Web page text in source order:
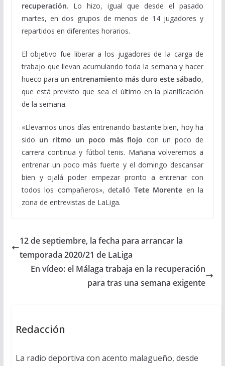
recuperación. Lo hizo, igual que desde el pasado
martes, en dos grupos de menos de 14 jugadores y
repartidos en diferentes horarios.
El objetivo fue liberar a los jugadores de la carga de
trabajo que llevan acumulando toda la semana y hacer
hueco para un entrenamiento más duro este sábado,
que está previsto que sea el último en la planificación
de la semana.
«Llevamos unos días entrenando bastante bien, hoy ha
sido un ritmo un poco más flojo con un poco de
carrera continua y fútbol tenis. Mañana volveremos a
entrenar un poco más fuerte y el domingo descansar
bien y ojalá poder empezar pronto a entrenar con
todos los compañeros», detalló Tete Morente en la
zona de entrevistas de LaLiga.
12 de septiembre, la fecha para arrancar la
temporada 2020/21 de LaLiga
En vídeo: el Málaga trabaja en la recuperación
para tras una semana exigente
Redacción
La radio deportiva con acento malagueño, desde